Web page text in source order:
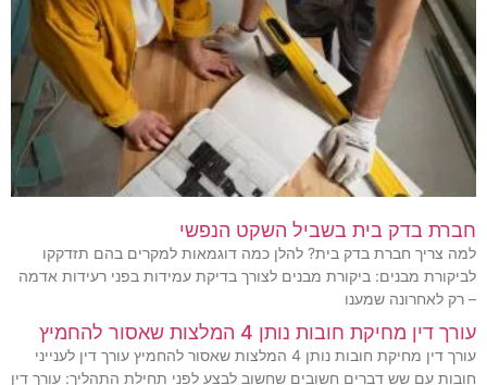
חברת בדק בית בשביל השקט הנפשי
למה צריך חברת בדק בית? להלן כמה דוגמאות למקרים בהם תזדקקו
לביקורת מבנים: ביקורת מבנים לצורך בדיקת עמידות בפני רעידות אדמה
– רק לאחרונה שמענו
עורך דין מחיקת חובות נותן 4 המלצות שאסור להחמיץ
עורך דין מחיקת חובות נותן 4 המלצות שאסור להחמיץ עורך דין לענייני
חובות עם שש דברים חשובים שחשוב לבצע לפני תחילת התהליך: עורך דין